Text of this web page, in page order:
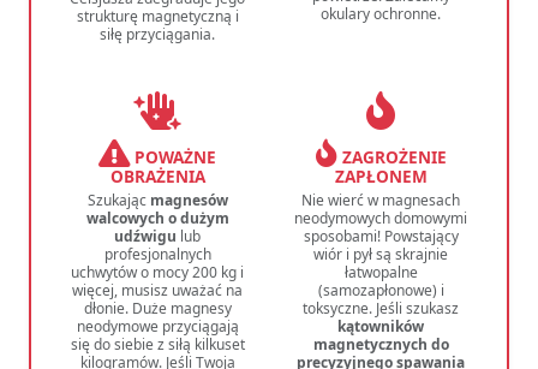
strukturę magnetyczną i
siłę przyciągania.
okulary ochronne.
POWAŻNE
OBRAŻENIA
Szukając magnesów
walcowych o dużym
udźwigu lub
profesjonalnych
uchwytów o mocy 200 kg i
więcej, musisz uważać na
dłonie. Duże magnesy
neodymowe przyciągają
się do siebie z siłą kilkuset
kilogramów. Jeśli Twoja
ZAGROŻENIE
ZAPŁONEM
Nie wierć w magnesach
neodymowych domowymi
sposobami! Powstający
wiór i pył są skrajnie
łatwopalne
(samozapłonowe) i
toksyczne. Jeśli szukasz
kątowników
magnetycznych do
precyzyjnego spawania